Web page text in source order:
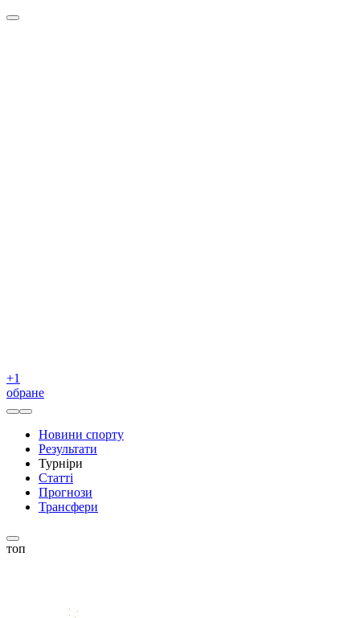
+1
обране
Новини спорту
Результати
Турніри
Статті
Прогнози
Трансфери
топ